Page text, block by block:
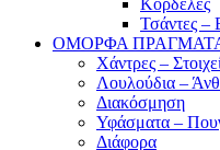
Τσάντες –
ΟΜΟΡΦΑ
Χάντρες –
Λουλούδια –
Διακόσμηση
Υφάσματα –
Διάφορα